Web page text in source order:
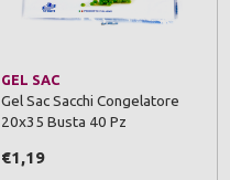
GEL SAC
Gel Sac Sacchi Congelatore
20x35 Busta 40 Pz
€1,19